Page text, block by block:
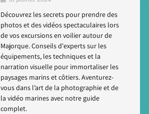
Découvrez les secrets pour prendre des
photos et des vidéos spectaculaires lors
de vos excursions en voilier autour de
Majorque. Conseils d'experts sur les
équipements, les techniques et la
narration visuelle pour immortaliser les
paysages marins et côtiers. Aventurez-
vous dans l’art de la photographie et de
la vidéo marines avec notre guide
complet.